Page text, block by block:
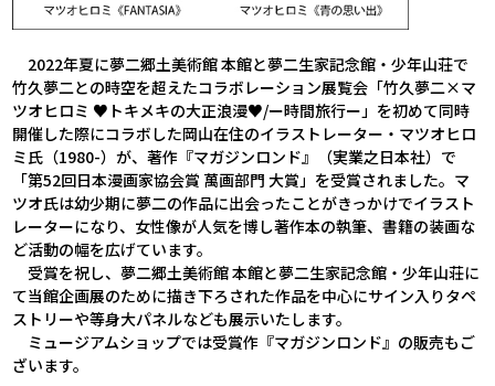
2022年夏に夢二郷土美術館 本館と夢二生家記念館・少年山荘で
竹久夢二との時空を超えたコラボレーション展覧会「竹久夢二×マ
ツオヒロミ ♥トキメキの大正浪漫♥/ー時間旅行ー」を初めて同時
開催した際にコラボした岡山在住のイラストレーター・マツオヒロ
ミ氏（1980-）が、著作『マガジンロンド』（実業之日本社）で
「第52回日本漫画家協会賞 萬画部門 大賞」を受賞されました。マ
ツオ氏は幼少期に夢二の作品に出会ったことがきっかけでイラスト
レーターになり、女性像が人気を博し著作本の執筆、書籍の装画な
ど活動の幅を広げています。
受賞を祝し、夢二郷土美術館 本館と夢二生家記念館・少年山荘に
て当館企画展のために描き下ろされた作品を中心にサイン入りタペ
ストリーや等身大パネルなども展示いたします。
ミュージアムショップでは受賞作『マガジンロンド』の販売もご
ざいます。